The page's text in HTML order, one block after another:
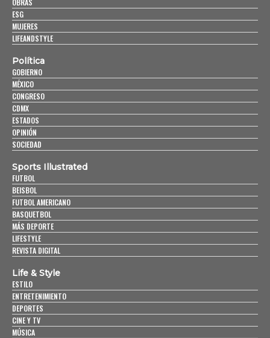
ESG
MUJERES
LIFEANDSTYLE
Política
GOBIERNO
MÉXICO
CONGRESO
CDMX
ESTADOS
OPINIÓN
SOCIEDAD
Sports Illustrated
FUTBOL
BEISBOL
FUTBOL AMERICANO
BASQUETBOL
MÁS DEPORTE
LIFESTYLE
REVISTA DIGITAL
Life & Style
ESTILO
ENTRETENIMIENTO
DEPORTES
CINE Y TV
MÚSICA